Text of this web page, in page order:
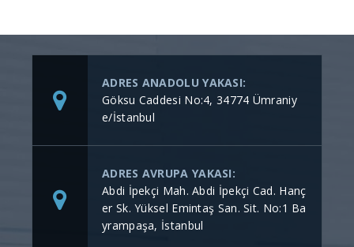
ADRES ANADOLU YAKASI:
Göksu Caddesi No:4, 34774 Ümraniy
e/İstanbul
ADRES AVRUPA YAKASI:
Abdi İpekçi Mah. Abdi İpekçi Cad. Hanç
er Sk. Yüksel Emintaş San. Sit. No:1 Ba
yrampaşa, İstanbul